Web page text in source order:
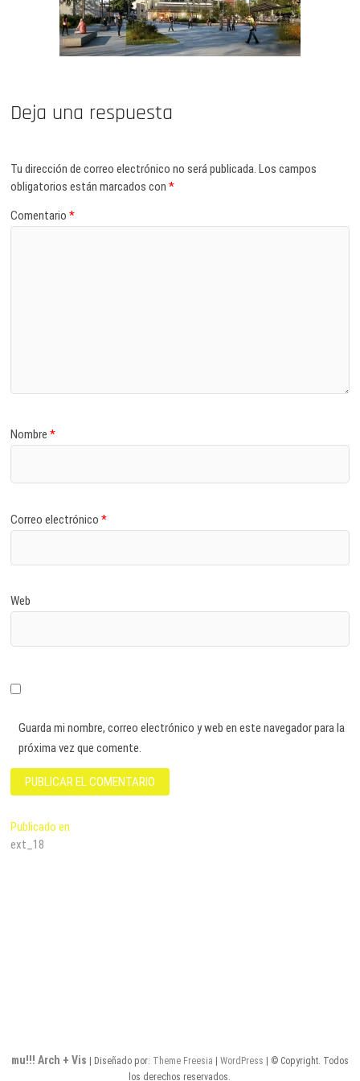
Deja una respuesta
Tu dirección de correo electrónico no será publicada. Los campos
obligatorios están marcados con*
Comentario*
Nombre*
Correo electrónico*
Web
Guarda mi nombre, correo electrónico y web en este navegador para la
próxima vez que comente.
Navegación
de
Publicado en
ext_18
mu!!! Arch + Vis | Diseñado por: Theme Freesia | WordPress | © Copyright. Todos
los derechos reservados.